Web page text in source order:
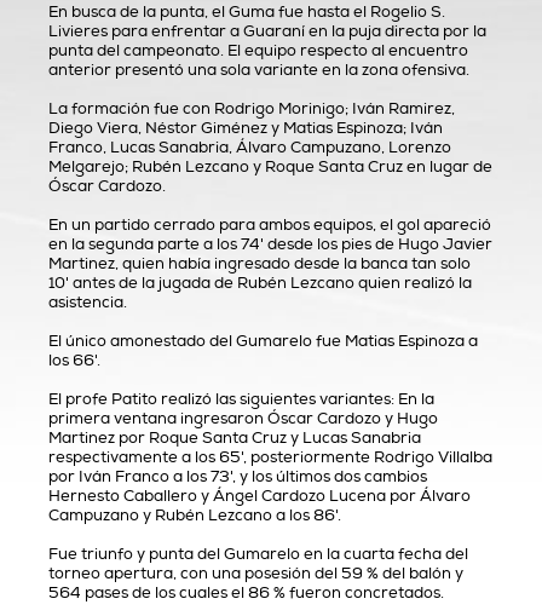
En busca de la punta, el Guma fue hasta el Rogelio S.
Livieres para enfrentar a Guaraní en la puja directa por la
punta del campeonato. El equipo respecto al encuentro
anterior presentó una sola variante en la zona ofensiva.
La formación fue con Rodrigo Morinigo; Iván Ramirez,
Diego Viera, Néstor Giménez y Matias Espinoza; Iván
Franco, Lucas Sanabria, Álvaro Campuzano, Lorenzo
Melgarejo; Rubén Lezcano y Roque Santa Cruz en lugar de
Óscar Cardozo.
En un partido cerrado para ambos equipos, el gol apareció
en la segunda parte a los 74' desde los pies de Hugo Javier
Martinez, quien había ingresado desde la banca tan solo
10' antes de la jugada de Rubén Lezcano quien realizó la
asistencia.
El único amonestado del Gumarelo fue Matias Espinoza a
los 66'.
El profe Patito realizó las siguientes variantes: En la
primera ventana ingresaron Óscar Cardozo y Hugo
Martinez por Roque Santa Cruz y Lucas Sanabria
respectivamente a los 65', posteriormente Rodrigo Villalba
por Iván Franco a los 73', y los últimos dos cambios
Hernesto Caballero y Ángel Cardozo Lucena por Álvaro
Campuzano y Rubén Lezcano a los 86'.
Fue triunfo y punta del Gumarelo en la cuarta fecha del
torneo apertura, con una posesión del 59 % del balón y
564 pases de los cuales el 86 % fueron concretados.